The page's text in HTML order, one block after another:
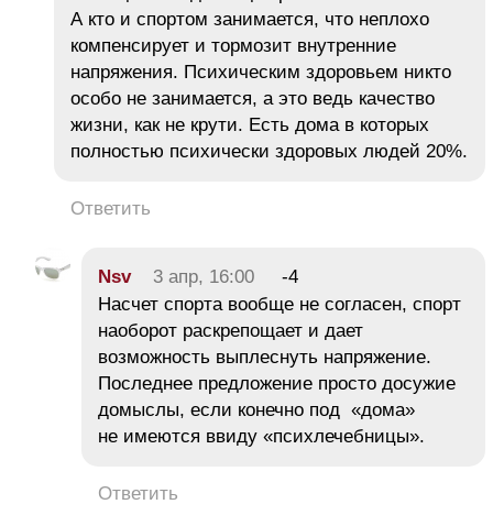
А кто и спортом занимается, что неплохо
компенсирует и тормозит внутренние
напряжения. Психическим здоровьем никто
особо не занимается, а это ведь качество
жизни, как не крути. Есть дома в которых
полностью психически здоровых людей 20%.
Ответить
Nsv 3 апр, 16:00
-4
Насчет спорта вообще не согласен, спорт
наоборот раскрепощает и дает
возможность выплеснуть напряжение.
Последнее предложение просто досужие
домыслы, если конечно под «дома»
не имеются ввиду «психлечебницы».
Ответить